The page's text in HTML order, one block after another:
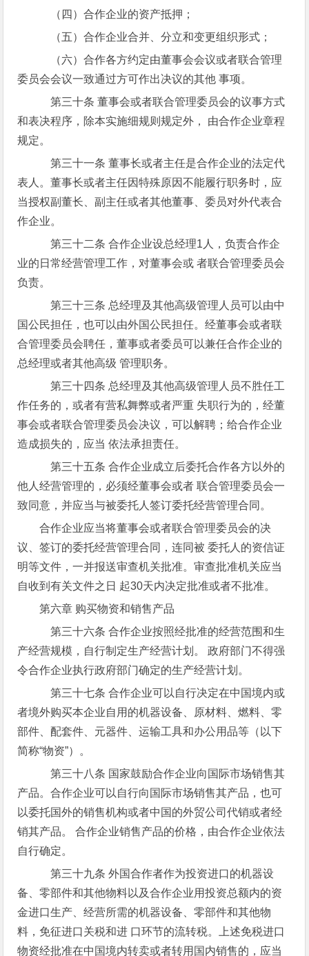
（四）合作企业的资产抵押；
（五）合作企业合并、分立和变更组织形式；
（六）合作各方约定由董事会会议或者联合管理
委员会会议一致通过方可作出决议的其他 事项。
第三十条 董事会或者联合管理委员会的议事方式
和表决程序，除本实施细规则规定外， 由合作企业章程
规定。
第三十一条 董事长或者主任是合作企业的法定代
表人。董事长或者主任因特殊原因不能履行职务时，应
当授权副董长、副主任或者其他董事、委员对外代表合
作企业。
第三十二条 合作企业设总经理1人，负责合作企
业的日常经营管理工作，对董事会或 者联合管理委员会
负责。
第三十三条 总经理及其他高级管理人员可以由中
国公民担任，也可以由外国公民担任。经董事会或者联
合管理委员会聘任，董事或者委员可以兼任合作企业的
总经理或者其他高级 管理职务。
第三十四条 总经理及其他高级管理人员不胜任工
作任务的，或者有营私舞弊或者严重 失职行为的，经董
事会或者联合管理委员会决议，可以解聘；给合作企业
造成损失的，应当 依法承担责任。
第三十五条 合作企业成立后委托合作各方以外的
他人经营管理的，必须经董事会或者 联合管理委员会一
致同意，并应当与被委托人签订委托经营管理合同。
合作企业应当将董事会或者联合管理委员会的决
议、签订的委托经营管理合同，连同被 委托人的资信证
明等文件，一并报送审查机关批准。审查批准机关应当
自收到有关文件之日 起30天内决定批准或者不批准。
第六章 购买物资和销售产品
第三十六条 合作企业按照经批准的经营范围和生
产经营规模，自行制定生产经营计划。 政府部门不得强
令合作企业执行政府部门确定的生产经营计划。
第三十七条 合作企业可以自行决定在中国境内或
者境外购买本企业自用的机器设备、原材料、燃料、零
部件、配套件、元器件、运输工具和办公用品等（以下
简称“物资”）。
第三十八条 国家鼓励合作企业向国际市场销售其
产品。合作企业可以自行向国际市场销售其产品，也可
以委托国外的销售机构或者中国的外贸公司代销或者经
销其产品。 合作企业销售产品的价格，由合作企业依法
自行确定。
第三十九条 外国合作者作为投资进口的机器设
备、零部件和其他物料以及合作企业用投资总额内的资
金进口生产、经营所需的机器设备、零部件和其他物
料，免征进口关税和进 口环节的流转税。上述免税进口
物资经批准在中国境内转卖或者转用国内销售的，应当